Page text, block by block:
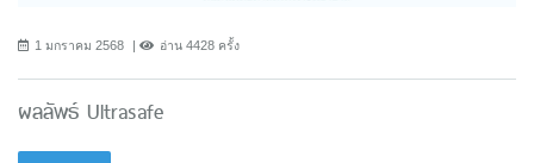
1 มกราคม 2568 อ่าน 4428 ครั้ง
ผลลัพธ์ Ultrasafe